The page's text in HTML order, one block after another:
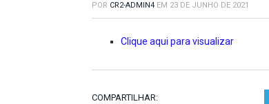
POR CR2-ADMIN4 EM 23 DE JUNHO DE 2021
Clique aqui para visualizar
COMPARTILHAR: